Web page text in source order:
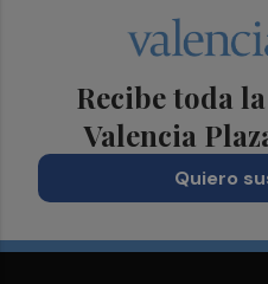
Recibe toda
Valencia
Quiero